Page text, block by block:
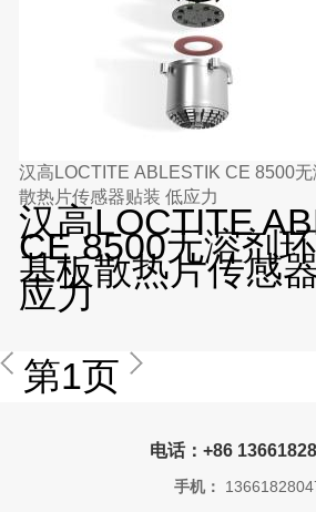
汉高LOCTITE ABLESTIK CE 8500
散热片传感器贴装 低应力
汉高LOCTITE
CE 8500无溶剂
基板散热片传感
应力
第1页
电话：+86
手机：